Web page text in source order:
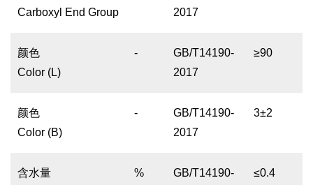
Carboxyl End Group
2017
颜色
Color (L)
-
GB/T14190-
2017
≥90
颜色
Color (B)
-
GB/T14190-
2017
3±2
含水量
%
GB/T14190-
≤0.4